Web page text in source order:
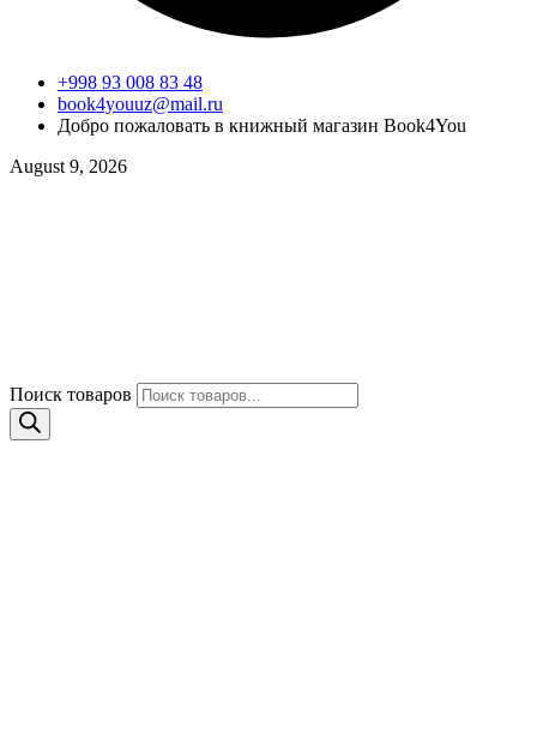
+998 93 008 83 48
book4youuz@mail.ru
Добро пожаловать в книжный магазин Book4You
August 9, 2026
Поиск товаров